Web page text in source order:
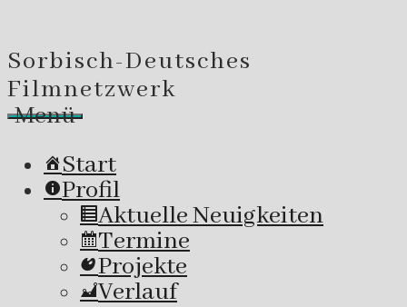
Sorbisch-Deutsches
Filmnetzwerk
Menü
Start
Profil
Aktuelle Neuigkeiten
Termine
Projekte
Verlauf